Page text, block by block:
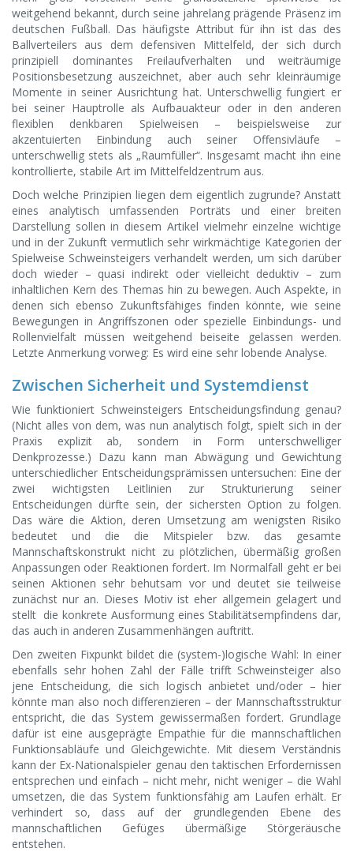
weitgehend bekannt, durch seine jahrelang prägende Präsenz im
deutschen Fußball. Das häufigste Attribut für ihn ist das des
Ballverteilers aus dem defensiven Mittelfeld, der sich durch
prinzipiell dominantes Freilaufverhalten und weiträumige
Positionsbesetzung auszeichnet, aber auch sehr kleinräumige
Momente in seiner Ausrichtung hat. Unterschwellig fungiert er
bei seiner Hauptrolle als Aufbauakteur oder in den anderen
flexiblen denkbaren Spielweisen – beispielsweise zur
akzentuierten Einbindung auch seiner Offensivläufe –
unterschwellig stets als „Raumfüller“. Insgesamt macht ihn eine
kontrollierte, stabile Art im Mittelfeldzentrum aus.
Doch welche Prinzipien liegen dem eigentlich zugrunde? Anstatt
eines analytisch umfassenden Porträts und einer breiten
Darstellung sollen in diesem Artikel vielmehr einzelne wichtige
und in der Zukunft vermutlich sehr wirkmächtige Kategorien der
Spielweise Schweinsteigers verhandelt werden, um sich darüber
doch wieder – quasi indirekt oder vielleicht deduktiv – zum
inhaltlichen Kern des Themas hin zu bewegen. Auch Aspekte, in
denen sich ebenso Zukunftsfähiges finden könnte, wie seine
Bewegungen in Angriffszonen oder spezielle Einbindungs- und
Rollenvielfalt müssen weitgehend beiseite gelassen werden.
Letzte Anmerkung vorweg: Es wird eine sehr lobende Analyse.
Zwischen Sicherheit und Systemdienst
Wie funktioniert Schweinsteigers Entscheidungsfindung genau?
(Nicht alles von dem, was nun analytisch folgt, spielt sich in der
Praxis explizit ab, sondern in Form unterschwelliger
Denkprozesse.) Dazu kann man Abwägung und Gewichtung
unterschiedlicher Entscheidungsprämissen untersuchen: Eine der
zwei wichtigsten Leitlinien zur Strukturierung seiner
Entscheidungen dürfte sein, der sichersten Option zu folgen.
Das wäre die Aktion, deren Umsetzung am wenigsten Risiko
bedeutet und die die Mitspieler bzw. das gesamte
Mannschaftskonstrukt nicht zu plötzlichen, übermäßig großen
Anpassungen oder Reaktionen fordert. Im Normalfall geht er bei
seinen Aktionen sehr behutsam vor und deutet sie teilweise
zunächst nur an. Dieses Motiv ist eher allgemein gelagert und
stellt die konkrete Ausformung eines Stabilitätsempfindens dar,
das auch in anderen Zusammenhängen auftritt.
Den zweiten Fixpunkt bildet die (system-)logische Wahl: In einer
ebenfalls sehr hohen Zahl der Fälle trifft Schweinsteiger also
jene Entscheidung, die sich logisch anbietet und/oder – hier
könnte man also noch differenzieren – der Mannschaftsstruktur
entspricht, die das System gewissermaßen fordert. Grundlage
dafür ist eine ausgeprägte Empathie für die mannschaftlichen
Funktionsabläufe und Gleichgewichte. Mit diesem Verständnis
kann der Ex-Nationalspieler genau den taktischen Erfordernissen
entsprechen und einfach – nicht mehr, nicht weniger – die Wahl
umsetzen, die das System funktionsfähig am Laufen erhält. Er
verhindert so, dass auf der grundlegenden Ebene des
mannschaftlichen Gefüges übermäßige Störgeräusche
entstehen.